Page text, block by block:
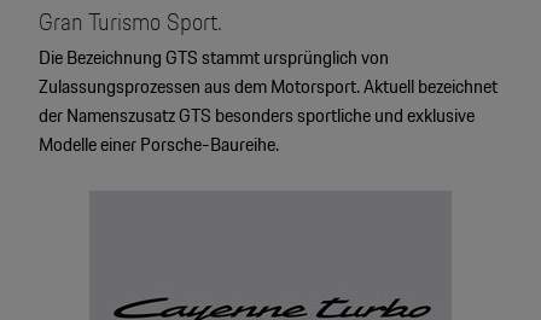
Gran Turismo Sport.
Die Bezeichnung GTS stammt ursprünglich von
Zulassungsprozessen aus dem Motorsport. Aktuell bezeichnet
der Namenszusatz GTS besonders sportliche und exklusive
Modelle einer Porsche-Baureihe.